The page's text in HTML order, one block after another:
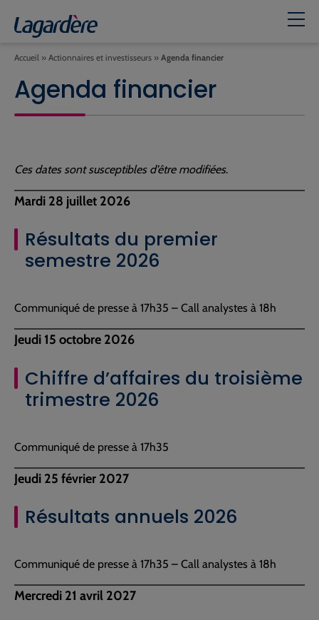
Accueil » Actionnaires et investisseurs » Agenda financier
Agenda financier
Ces dates sont susceptibles d’être modifiées.
Mardi 28 juillet 2026
Résultats du premier
semestre 2026
Communiqué de presse à 17h35 – Call analystes à 18h
Jeudi 15 octobre 2026
Chiffre d’affaires du troisième
trimestre 2026
Communiqué de presse à 17h35
Jeudi 25 février 2027
Résultats annuels 2026
Communiqué de presse à 17h35 – Call analystes à 18h
Mercredi 21 avril 2027